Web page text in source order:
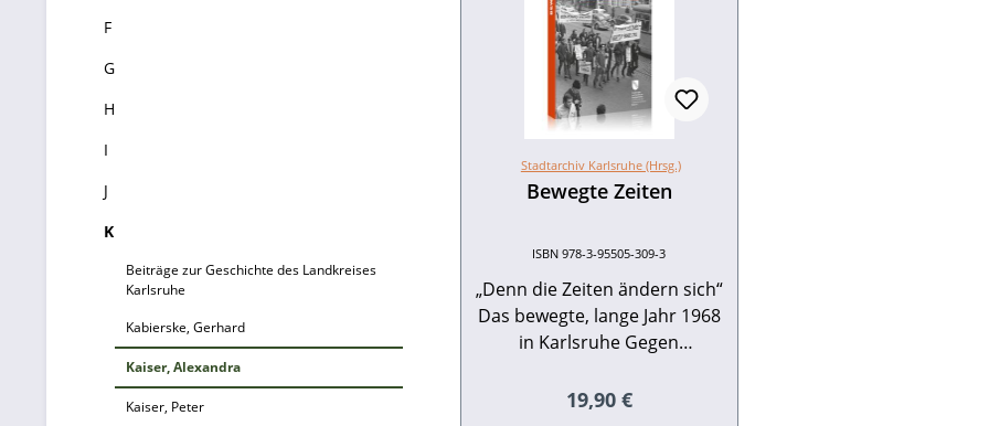
F
G
H
I
J
K
Beiträge zur Geschichte des Landkreises
Karlsruhe
Kabierske, Gerhard
Kaiser, Alexandra
Kaiser, Peter
Stadtarchiv Karlsruhe (Hrsg.)
Bewegte Zeiten
ISBN 978-3-95505-309-3
„Denn die Zeiten ändern sich“
Das bewegte, lange Jahr 1968
in Karlsruhe Gegen
Friedensbewegung in
Regulärer Preis:
19,90 €